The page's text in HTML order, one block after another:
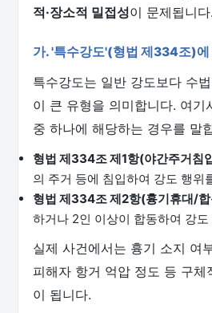
적·장소적 밀접성이 문제됩니다.
가. '특수강도'(형법 제334조)에
특수강도는 일반 강도보다 수
이 큰 유형을 의미합니다. 여기
중 하나에 해당하는 경우를 말
형법 제334조 제1항(야간주거침
의 주거 등에 침입하여 강도 행위
형법 제334조 제2항(흉기휴대/
하거나 2인 이상이 합동하여 강
실제 사건에서는 흉기 소지 여
피해자 항거 억압 정도 등 구체
이 됩니다.